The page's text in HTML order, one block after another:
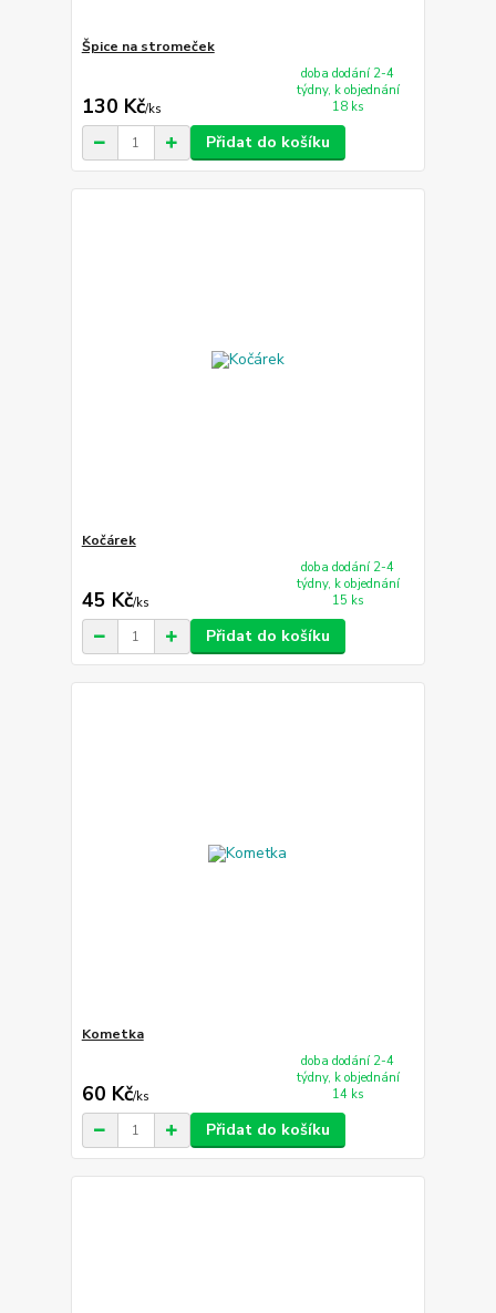
Špice na stromeček
130 Kč/ks
doba dodání 2-4
týdny, k objednání
18 ks
Přidat do košíku
Kočárek
45 Kč/ks
doba dodání 2-4
týdny, k objednání
15 ks
Přidat do košíku
Kometka
60 Kč/ks
doba dodání 2-4
týdny, k objednání
14 ks
Přidat do košíku